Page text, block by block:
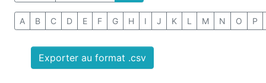
A B C D E F G H I J K L M N O P
Exporter au format .csv